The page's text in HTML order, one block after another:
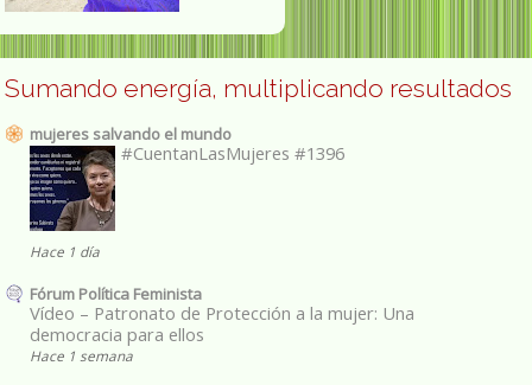
Sumando energía, multiplicando resultados
mujeres salvando el mundo
#CuentanLasMujeres #1396
Hace 1 día
Fórum Política Feminista
Vídeo – Patronato de Protección a la mujer: Una
democracia para ellos
Hace 1 semana